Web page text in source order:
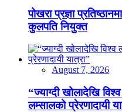
पोखरा प्रज्ञा
कुलपति नियुक्त
August 7, 2026
“ज्याग्दी खोलादेखि
लम्सालको प्रेरणादायी